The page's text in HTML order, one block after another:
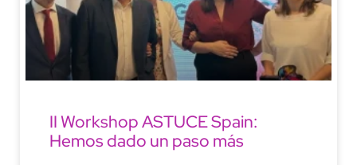
II Workshop ASTUCE Spain:
Hemos dado un paso más